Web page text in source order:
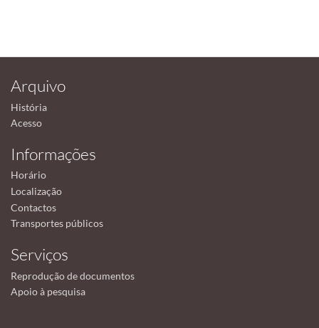
Arquivo
História
Acesso
Informações
Horário
Localização
Contactos
Transportes públicos
Serviços
Reprodução de documentos
Apoio à pesquisa